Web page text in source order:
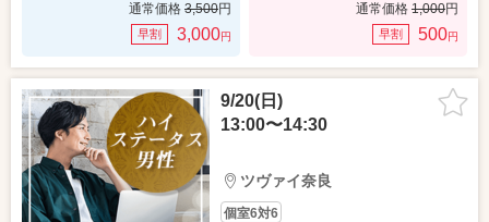
通常価格 3,500円
早割 3,000円
通常価格 1,000円
早割 500円
9/20(日)
13:00〜14:30
ツヴァイ奈良
個室6対6